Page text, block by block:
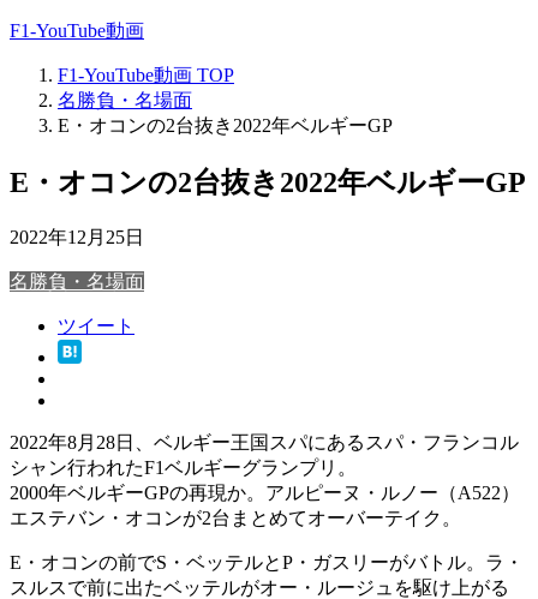
F1-YouTube動画
F1-YouTube動画 TOP
名勝負・名場面
E・オコンの2台抜き2022年ベルギーGP
E・オコンの2台抜き2022年ベルギーGP
2022年12月25日
名勝負・名場面
ツイート
2022年8月28日、ベルギー王国スパにあるスパ・フランコル
シャン行われたF1ベルギーグランプリ。
2000年ベルギーGPの再現か。アルピーヌ・ルノー（A522）
エステバン・オコンが2台まとめてオーバーテイク。
E・オコンの前でS・ベッテルとP・ガスリーがバトル。ラ・
スルスで前に出たベッテルがオー・ルージュを駆け上がる